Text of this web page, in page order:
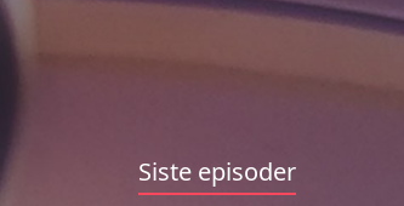
Siste episoder